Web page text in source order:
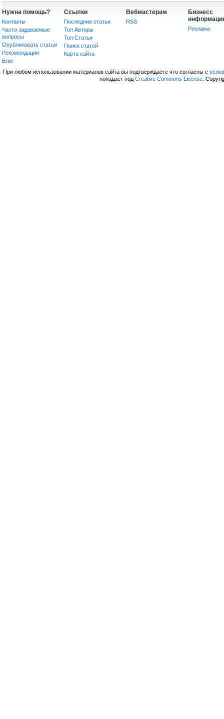
Нужна помощь?
Контакты
Часто задаваемые
вопросы
Опубликовать статьи
Рекомендации
Блог
Ссылки
Последние статьи
Топ Авторы
Топ Статьи
Поиск статей
Карта сайта
Вебмастерам
RSS
Бизнесс
Реклама
При любом использовании материалов сайта вы подтверждаете что согласны с
попадает под Creative Commons License.